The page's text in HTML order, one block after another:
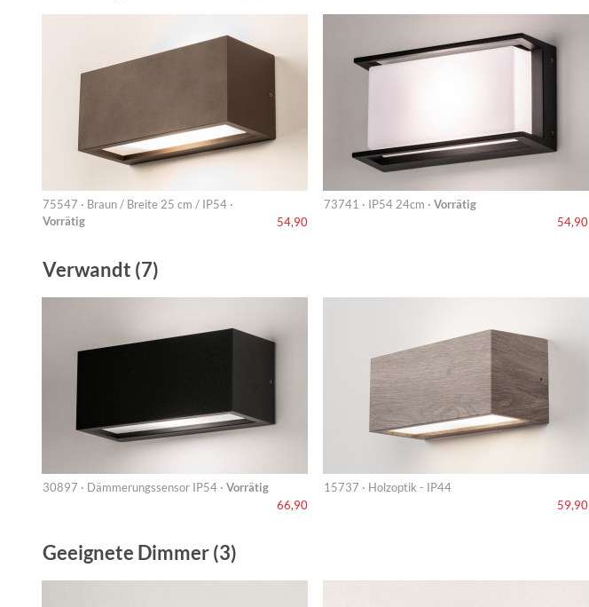
75547 · Braun / Breite 25 cm / IP54 ·
Vorrätig
54,90
73741 · IP54 24cm · Vorrätig
54,90
Verwandt (7)
30897 · Dämmerungssensor IP54 · Vorrätig
66,90
15737 · Holzoptik - IP44
59,90
Geeignete Dimmer (3)